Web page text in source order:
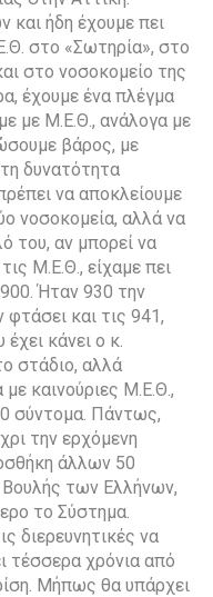
και ήδη έχουμε πει
στο «Σωτηρία», στο
στο νοσοκομείο της
έχουμε ένα πλέγμα
με Μ.Ε.Θ., ανάλογα με
βάρος, με
δυνατότητα
να αποκλείουμε
νοσοκομεία, αλλά να
του, αν μπορεί να
Μ.Ε.Θ., είχαμε πει
Ήταν 930 την
και τις 941,
κάνει ο κ.
στάδιο, αλλά
καινούριες Μ.Ε.Θ.,
σύντομα. Πάντως,
την ερχόμενη
άλλων 50
των Ελλήνων,
το Σύστημα.
διερευνητικές να
τέσσερα χρόνια από
Μήπως θα υπάρχει